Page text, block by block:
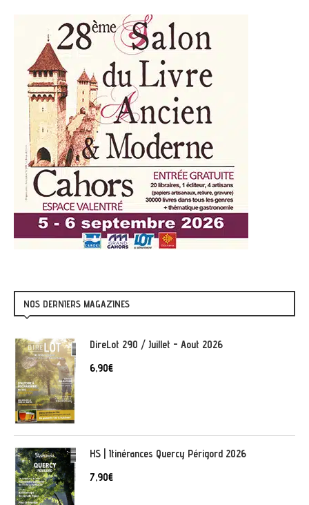
NOS DERNIERS MAGAZINES
DireLot 290 / Juillet - Aout 2026
6,90€
HS | Itinérances Quercy Périgord 2026
7,90€